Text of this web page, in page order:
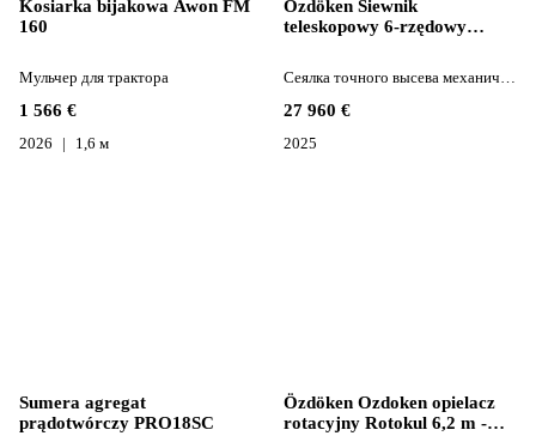
Kosiarka bijakowa Awon FM
160
1 566 €
Мульчер для трактора
2026 1,6 м
Özdöken Siewnik
teleskopowy 6-rzędowy
27 960 €
2025
Sumera agregat
prądotwórczy PRO18SC
Özdöken Ozdoken opielacz
rotacyjny Rotokul 6,2 m -